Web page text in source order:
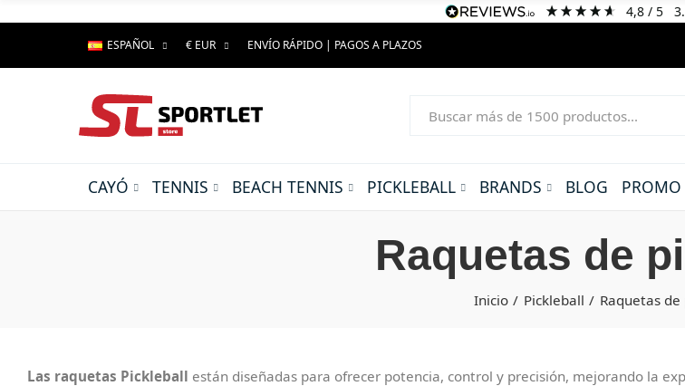
4,8/ 5
ESPAÑOL € EUR ENVÍO RÁPIDO | PAGOS A PLAZOS
CAYÓ TENNIS BEACH TENNIS PICKLEBALL BRANDS BLOG PROMO
Raquetas de
Inicio Pickleball Raquetas
Las raquetas Pickleball están diseñadas para ofrecer potencia, control y precisión, mejorando la